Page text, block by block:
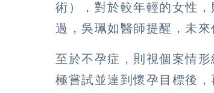
術），對於較年輕的女性
過，吳珮如醫師提醒，未
至於不孕症，則視個案情
極嘗試並達到懷孕目標後